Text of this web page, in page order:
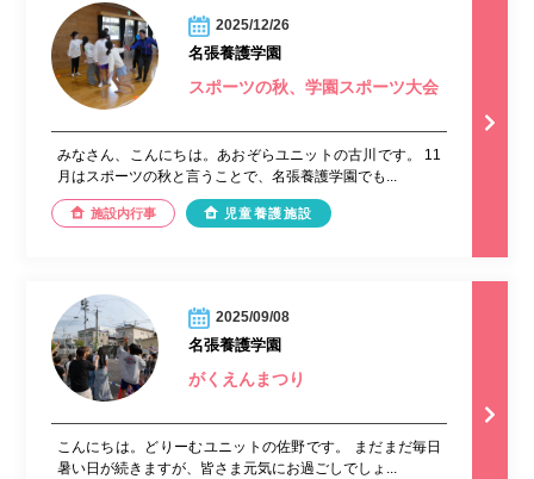
2025/12/26
名張養護学園
スポーツの秋、学園スポーツ大会
みなさん、こんにちは。あおぞらユニットの古川です。 11
月はスポーツの秋と言うことで、名張養護学園でも...
施設内行事 児童養護施設
2025/09/08
名張養護学園
がくえんまつり
こんにちは。どりーむユニットの佐野です。 まだまだ毎日
暑い日が続きますが、皆さま元気にお過ごしでしょ...